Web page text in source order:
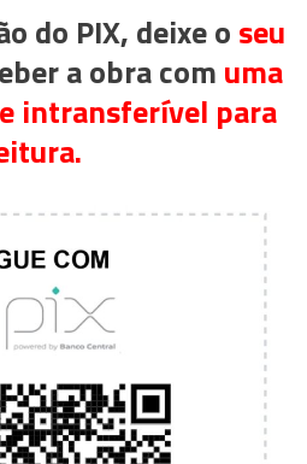
do PIX, deixe o seu
a obra com uma
intransferível para